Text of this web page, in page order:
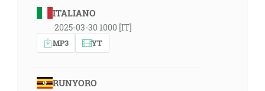
ITALIANO
2025-03-30 1000 [IT]
MP3 YT
RUNYORO